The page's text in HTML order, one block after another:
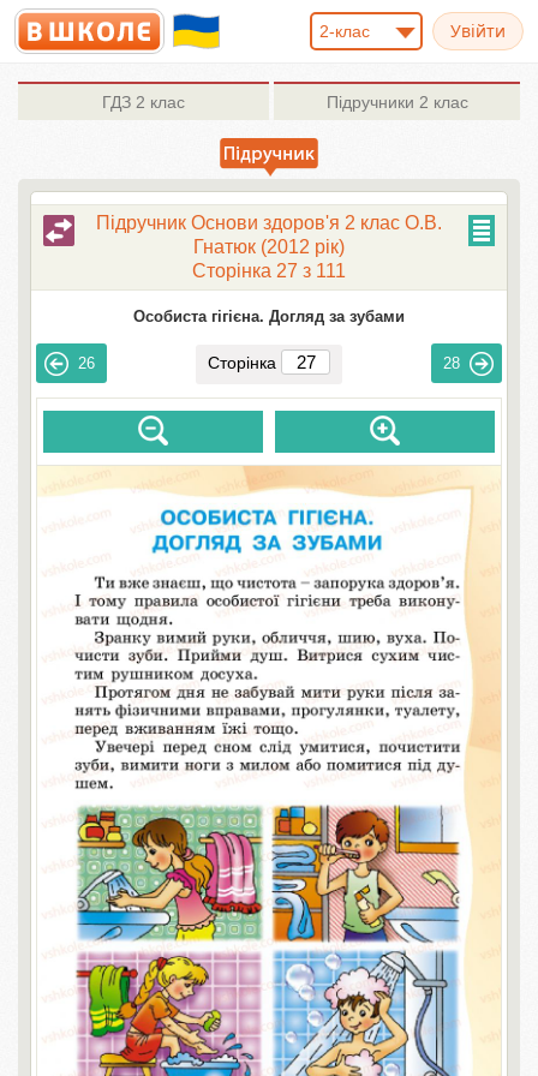
2-клас
ГДЗ 2 клас Підручники 2 клас
Підручник Основи здоров'я 2 клас О.В.
Гнaтюк (2012 рік)
Сторінка 27 з 111
Особиста гігієна. Догляд за зубами
26 Сторінка 28